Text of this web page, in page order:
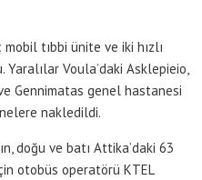
tıbbi ünite ve iki hızlı
Voula’daki Asklepieio,
Gennimatas genel hastanesi
nakledildi.
doğu ve batı Attika’daki 63
otobüs operatörü KTEL